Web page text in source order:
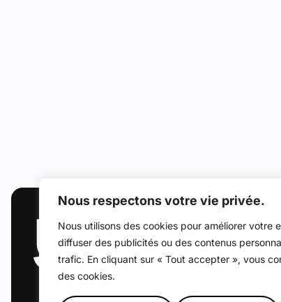
Nous respectons votre vie privée.
Nous utilisons des cookies pour améliorer votre
diffuser des publicités ou des contenus
trafic. En cliquant sur « Tout accepter », vous
des cookies.
17 bis place Jean-
62300 Lens